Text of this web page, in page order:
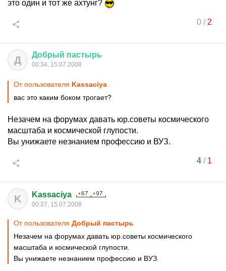
это один и тот же ахтунг?
0/ 2
Д Добрый пастырь
00:34, 15.07.2008
От пользователя Kassaciya
вас это каким боком трогает?
Незачем на форумах давать юр.советы космического
масштаба и космической глупости.
Вы унижаете незнанием профессию и ВУЗ.
4/ 1
K Kassaciya
00:37, 15.07.2008
От пользователя Добрый пастырь
Незачем на форумах давать юр.советы космического
масштаба и космической глупости.
Вы унижаете незнанием профессию и ВУЗ.